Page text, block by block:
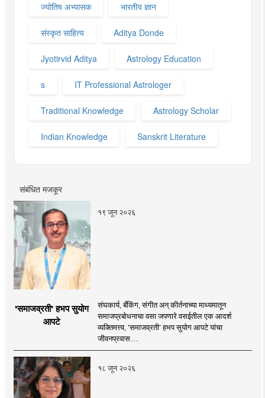
ज्योतिष अभ्यासक भारतीय ज्ञान
संस्कृत साहित्य Aditya Donde
Jyotirvid Aditya Astrology Education
s IT Professional Astrologer
Traditional Knowledge Astrology Scholar
Indian Knowledge Sanskrit Literature
संबंधित मजकूर
१९ जून २०२६
'समाजव्रती' हभप सुयोग
आपटे
संघकार्य, बँकिंग, संगीत अन् कीर्तनाच्या माध्यमातून
समाजप्रबोधनाचा वसा जपणारे वसईतील एक आदर्श
व्यक्तिमत्त्व, 'समाजव्रती' हभप सुयोग आपटे यांचा
जीवनप्रवास.....
१८ जून २०२६